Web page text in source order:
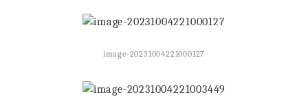
image-20231004221000127